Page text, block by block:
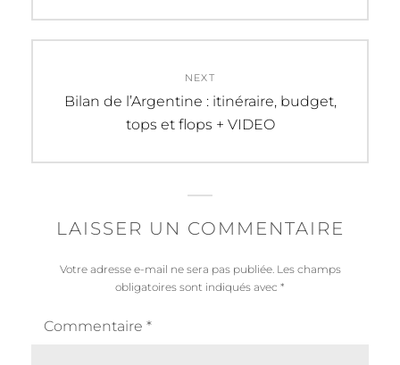
NEXT
Next
Bilan de l’Argentine : itinéraire, budget,
tops et flops + VIDEO
LAISSER UN COMMENTAIRE
Votre adresse e-mail ne sera pas publiée. Les champs
obligatoires sont indiqués avec *
Commentaire *